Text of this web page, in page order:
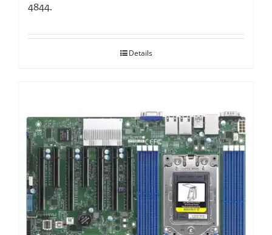
4844.
Details